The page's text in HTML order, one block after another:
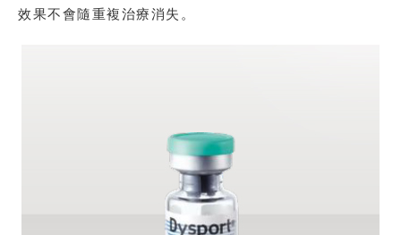
效果不會隨重複治療消失。